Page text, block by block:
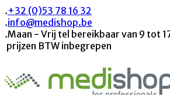
.+32 (0)53 78 16 32
.info@medishop.be
.Maan - Vrij tel bereikbaar van 9 tot
prijzen BTW inbegrepen